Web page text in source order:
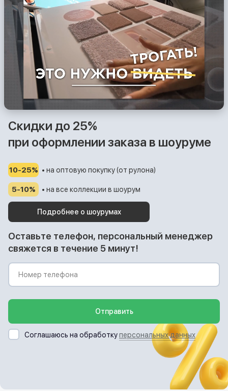
Скидки до 25%
при оформлении заказа в шоуруме
10-25% • на оптовую покупку (от рулона)
5-10% • на все коллекции в шоурум
Подробнее о шоурумах
Оставьте телефон, персональный менеджер
свяжется в течение 5 минут!
Отправить
Соглашаюсь на обработкуперсональных данных